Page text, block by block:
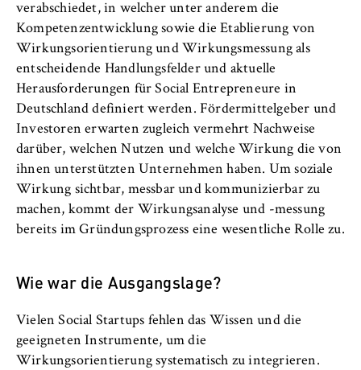
a
w
verabschiedet, in welcher unter anderem die
Kompetenzentwicklung sowie die Etablierung von
Wirkungsorientierung und Wirkungsmessung als
entscheidende Handlungsfelder und aktuelle
Herausforderungen für Social Entrepreneure in
Deutschland definiert werden. Fördermittelgeber und
Investoren erwarten zugleich vermehrt Nachweise
darüber, welchen Nutzen und welche Wirkung die von
ihnen unterstützten Unternehmen haben. Um soziale
Wirkung sichtbar, messbar und kommunizierbar zu
machen, kommt der Wirkungsanalyse und -messung
bereits im Gründungsprozess eine wesentliche Rolle zu.
Wie war die Ausgangslage?
Vielen Social Startups fehlen das Wissen und die
geeigneten Instrumente, um die
Wirkungsorientierung systematisch zu integrieren.
MARKETING
Youtube
Name:
VISITOR_INFO1_LIVE, YSC, yt-remote-
connected-devices
Anbieter:
Google Ireland Limited
Zweck:
eingebetteten YouTube-Videos, wobei Daten
an Google übertragen und Cookies gesetzt
Cookie Laufzeit:
bis zu 2 Jahre